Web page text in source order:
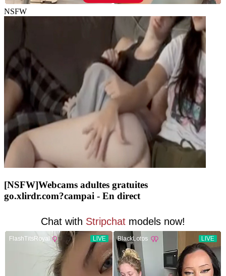
NSFW
[NSFW]Webcams adultes gratuites
go.xlirdr.com?campai - En direct